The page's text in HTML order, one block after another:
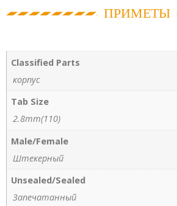
ПРИМЕТЫ
Classified Parts
корпус
Tab Size
2.8mm(110)
Male/Female
Штекерный
Unsealed/Sealed
Запечатанный